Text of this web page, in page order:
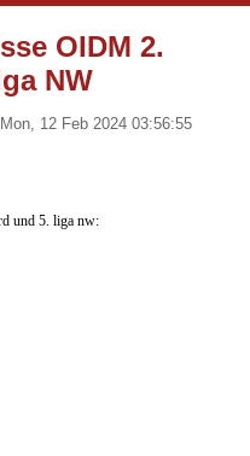
OIDM 2.
NW
Mon, 12 Feb 2024 03:56:55
und 5. liga nw: